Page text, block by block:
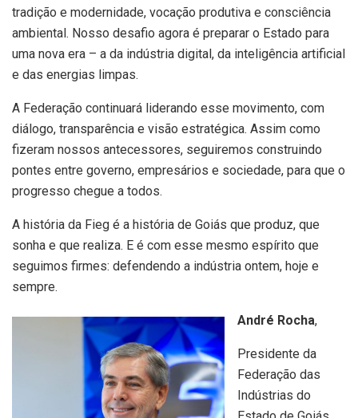
tradição e modernidade, vocação produtiva e consciência
ambiental. Nosso desafio agora é preparar o Estado para
uma nova era – a da indústria digital, da inteligência artificial
e das energias limpas.
A Federação continuará liderando esse movimento, com
diálogo, transparência e visão estratégica. Assim como
fizeram nossos antecessores, seguiremos construindo
pontes entre governo, empresários e sociedade, para que o
progresso chegue a todos.
A história da Fieg é a história de Goiás que produz, que
sonha e que realiza. E é com esse mesmo espírito que
seguimos firmes: defendendo a indústria ontem, hoje e
sempre.
André Rocha,
Presidente da
Federação das
Indústrias do